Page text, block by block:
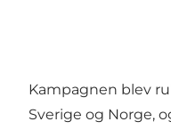
Kampagnen blev
Sverige og Norge,